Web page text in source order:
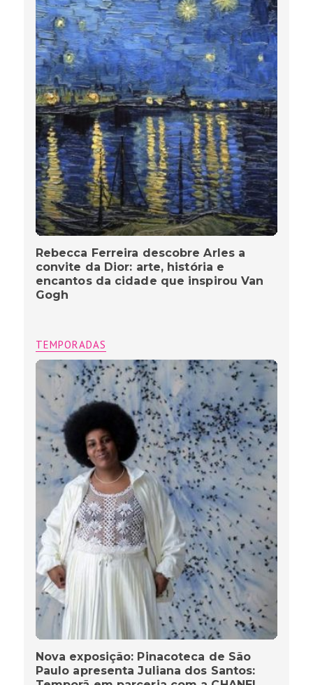
Rebecca Ferreira descobre Arles a
convite da Dior: arte, história e
encantos da cidade que inspirou Van
Gogh
TEMPORADAS
Nova exposição: Pinacoteca de São
Paulo apresenta Juliana dos Santos: